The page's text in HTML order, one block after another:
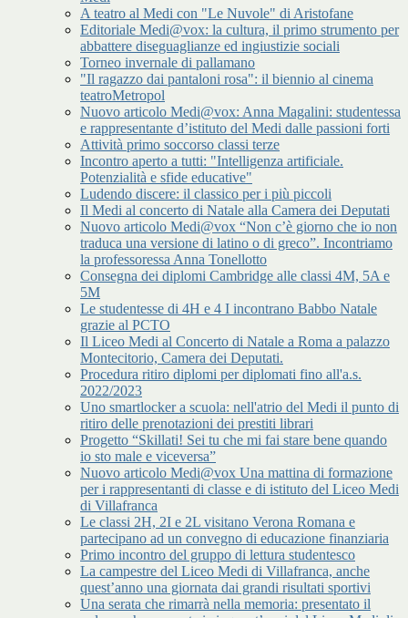
A teatro al Medi con "Le Nuvole" di Aristofane
Editoriale Medi@vox: la cultura, il primo strumento per
abbattere diseguaglianze ed ingiustizie sociali
Torneo invernale di pallamano
"Il ragazzo dai pantaloni rosa": il biennio al cinema
teatroMetropol
Nuovo articolo Medi@vox: Anna Magalini: studentessa
e rappresentante d’istituto del Medi dalle passioni forti
Attività primo soccorso classi terze
Incontro aperto a tutti: "Intelligenza artificiale.
Potenzialità e sfide educative"
Ludendo discere: il classico per i più piccoli
Il Medi al concerto di Natale alla Camera dei Deputati
Nuovo articolo Medi@vox “Non c’è giorno che io non
traduca una versione di latino o di greco”. Incontriamo
la professoressa Anna Tonellotto
Consegna dei diplomi Cambridge alle classi 4M, 5A e
5M
Le studentesse di 4H e 4 I incontrano Babbo Natale
grazie al PCTO
Il Liceo Medi al Concerto di Natale a Roma a palazzo
Montecitorio, Camera dei Deputati.
Procedura ritiro diplomi per diplomati fino all'a.s.
2022/2023
Uno smartlocker a scuola: nell'atrio del Medi il punto di
ritiro delle prenotazioni dei prestiti librari
Progetto “Skillati! Sei tu che mi fai stare bene quando
io sto male e viceversa”
Nuovo articolo Medi@vox Una mattina di formazione
per i rappresentanti di classe e di istituto del Liceo Medi
di Villafranca
Le classi 2H, 2I e 2L visitano Verona Romana e
partecipano ad un convegno di educazione finanziaria
Primo incontro del gruppo di lettura studentesco
La campestre del Liceo Medi di Villafranca, anche
quest’anno una giornata dai grandi risultati sportivi
Una serata che rimarrà nella memoria: presentato il